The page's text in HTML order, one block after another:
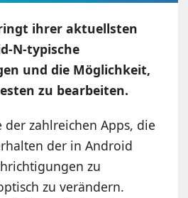
ihrer aktuellsten
N-typische
und die Möglichkeit,
zu bearbeiten.
zahlreichen Apps, die
der in Android
zu
zu verändern.